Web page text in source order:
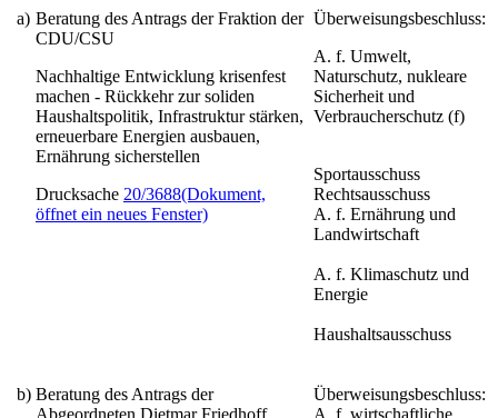
a) Beratung des Antrags der Fraktion der
CDU/CSU
Nachhaltige Entwicklung krisenfest
machen - Rückkehr zur soliden
Haushaltspolitik, Infrastruktur stärken,
erneuerbare Energien ausbauen,
Ernährung sicherstellen
Drucksache 20/3688(Dokument,
öffnet ein neues Fenster)
Überweisungsbeschluss:
A. f. Umwelt,
Naturschutz, nukleare
Sicherheit und
Verbraucherschutz (f)
Sportausschuss
Rechtsausschuss
A. f. Ernährung und
Landwirtschaft
A. f. Klimaschutz und
Energie
Haushaltsausschuss
b) Beratung des Antrags der
Abgeordneten Dietmar Friedhoff,
Überweisungsbeschluss:
A. f. wirtschaftliche